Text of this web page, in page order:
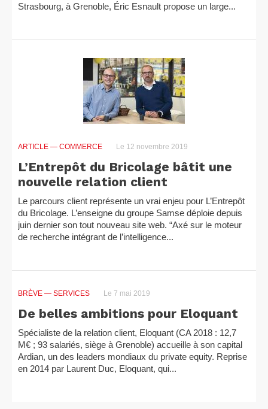
Strasbourg, à Grenoble, Éric Esnault propose un large...
ARTICLE — COMMERCE Le 12 novembre 2019
L’Entrepôt du Bricolage bâtit une
nouvelle relation client
Le parcours client représente un vrai enjeu pour L’Entrepôt
du Bricolage. L’enseigne du groupe Samse déploie depuis
juin dernier son tout nouveau site web. “Axé sur le moteur
de recherche intégrant de l’intelligence...
BRÈVE — SERVICES Le 7 mai 2019
De belles ambitions pour Eloquant
Spécialiste de la relation client, Eloquant (CA 2018 : 12,7
M€ ; 93 salariés, siège à Grenoble) accueille à son capital
Ardian, un des leaders mondiaux du private equity. Reprise
en 2014 par Laurent Duc, Eloquant, qui...